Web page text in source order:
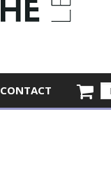
CONTACT